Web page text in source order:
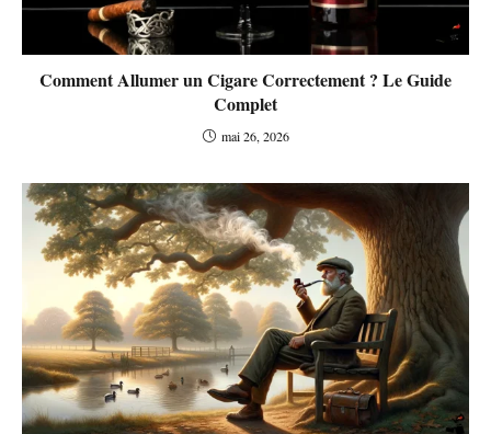
Comment Allumer un Cigare Correctement ? Le Guide
Complet
mai 26, 2026